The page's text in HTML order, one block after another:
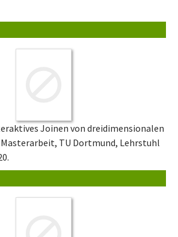
Joinen von dreidimensionalen
TU Dortmund, Lehrstuhl